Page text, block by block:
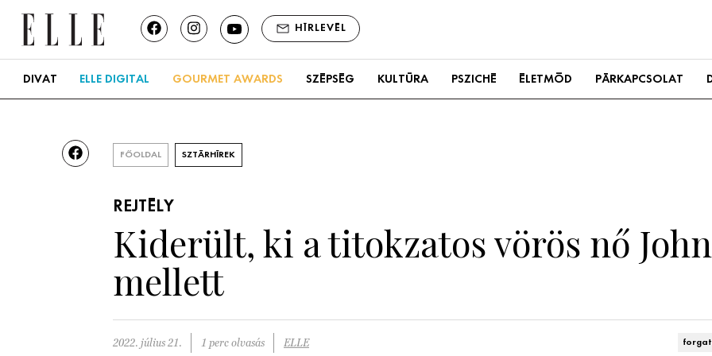
HÍRLEVÉL
DIVAT ELLE DIGITAL GOURMET AWARDS SZÉPSÉG KULTÚRA PSZICHÉ ÉLETMÓD PÁRKAPCSOLAT
FŐOLDAL SZTÁRHÍREK
REJTÉLY
Kiderült, ki a titokzatos vörös nő
mellett
2022. július 21. 1 perc olvasás ELLE